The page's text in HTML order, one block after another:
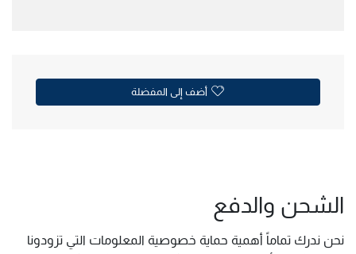
أضف إلى المفضلة
الشحن والدفع
نحن ندرك تماماً أهمية حماية خصوصية المعلومات التي تزودونا